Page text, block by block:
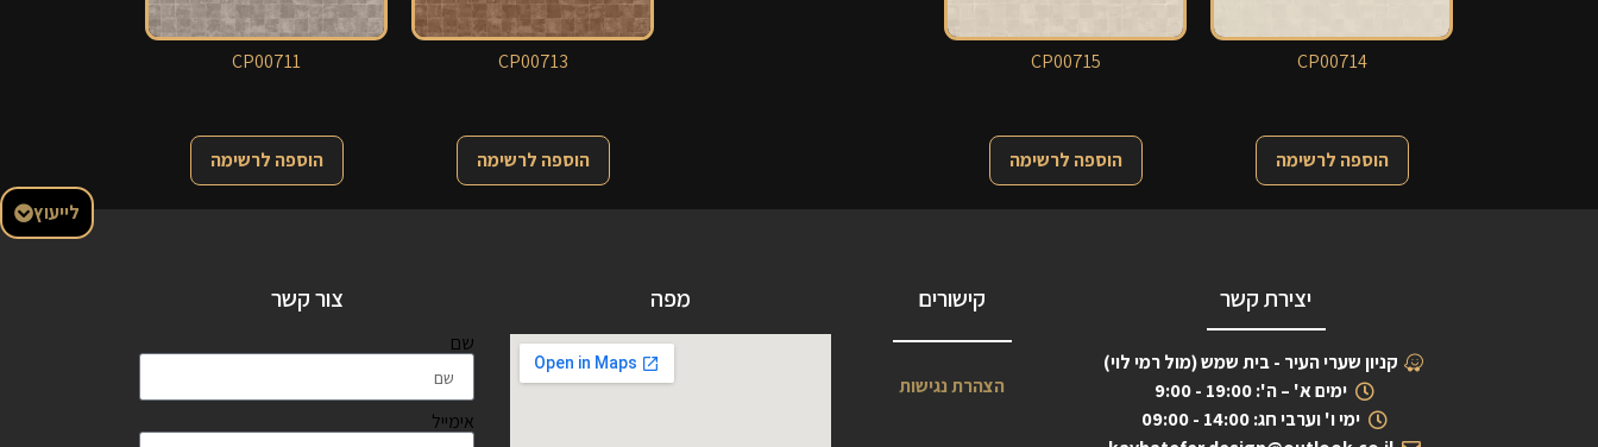
לייעוץ
CP00714
הוספה לרשימה
CP00715
הוספה לרשימה
CP00713
הוספה לרשימה
CP00711
הוספה לרשימה
יצירת קשר
קניון שערי העיר - בית שמש (מול רמי לוי)
ימים א' – ה': 19:00 - 9:00
ימי ו' וערבי חג: 14:00 - 09:00
קישורים
הצהרת נגישות
מפה צור קשר
שם
אימייל